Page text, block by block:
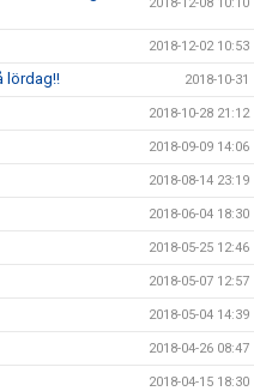
2018-12-02 10:53
lördag!! 2018-10-31
2018-10-28 21:12
2018-09-09 14:06
2018-08-14 23:19
2018-06-04 18:30
2018-05-25 12:46
2018-05-07 12:57
2018-05-04 14:39
2018-04-26 08:47
2018-04-15 18:30